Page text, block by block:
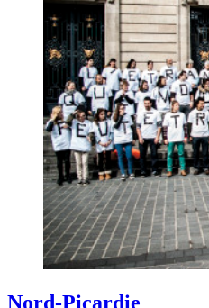
Nord-Picardie